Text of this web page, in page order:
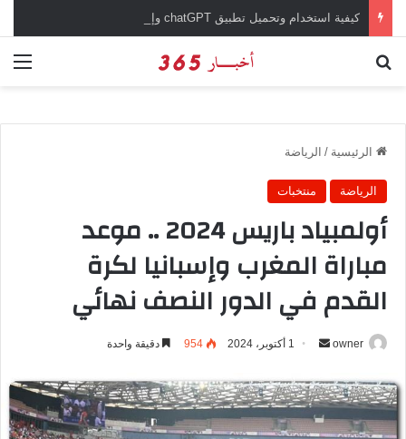
الرئيسية / الرياضة
الرياضة منتخبات
أولمبياد باريس 2024 .. موعد
مباراة المغرب وإسبانيا لكرة
القدم في الدور النصف نهائي
owner
س
ل
ب
1 أكتوبر، 2024 954 دقيقة واحدة